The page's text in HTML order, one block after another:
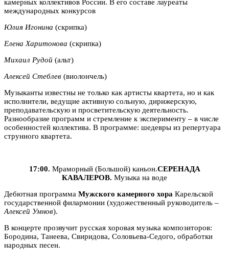
камерных коллективов России. В его составе лауреаты
международных конкурсов
Юлия Игонина (скрипка)
Елена Харитонова (скрипка)
Михаил Рудой (альт)
Алексей Стеблев (виолончель)
Музыканты известны не только как артисты квартета, но и как
исполнители, ведущие активную сольную, дирижерскую,
преподавательскую и просветительскую деятельность.
Разнообразие программ и стремление к эксперименту – в числе
особенностей коллектива. В программе: шедевры из репертуара
струнного квартета.
17:00. Мраморный (Большой) каньон.СЕРЕНАДА
КАВАЛЕРОВ. Музыка на воде
Дебютная программа Мужского камерного хора Карельской
государственной филармонии (художественный руководитель –
Алексей Умнов).
В концерте прозвучит русская хоровая музыка композиторов:
Бородина, Танеева, Свиридова, Соловьева-Седого, обработки
народных песен.